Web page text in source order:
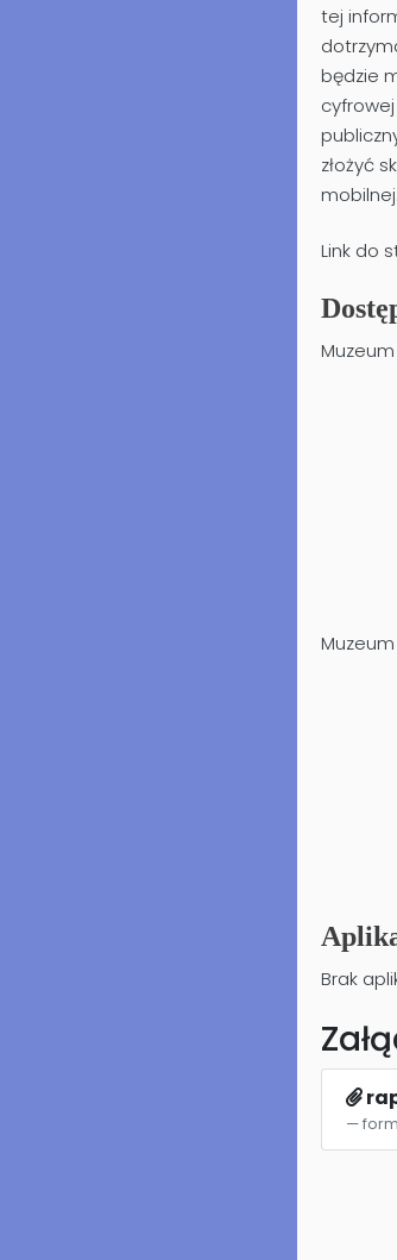
tej
będzie
złożyć
Link do
Brak